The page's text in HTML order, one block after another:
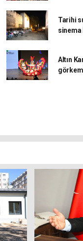
Tarihi
sinema
Altın